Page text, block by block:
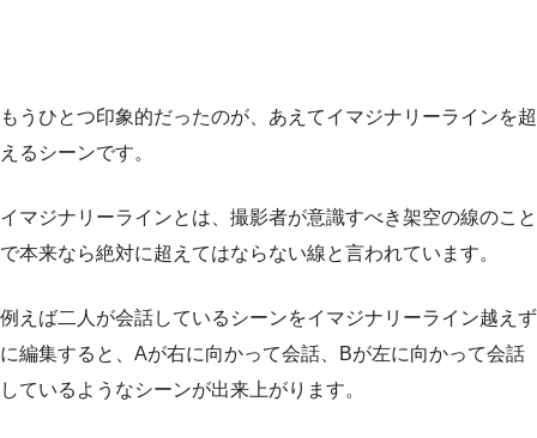
もうひとつ印象的だったのが、あえてイマジナリーラインを超
えるシーンです。
イマジナリーラインとは、撮影者が意識すべき架空の線のこと
で本来なら絶対に超えてはならない線と言われています。
例えば二人が会話しているシーンをイマジナリーライン越えず
に編集すると、Aが右に向かって会話、Bが左に向かって会話
しているようなシーンが出来上がります。